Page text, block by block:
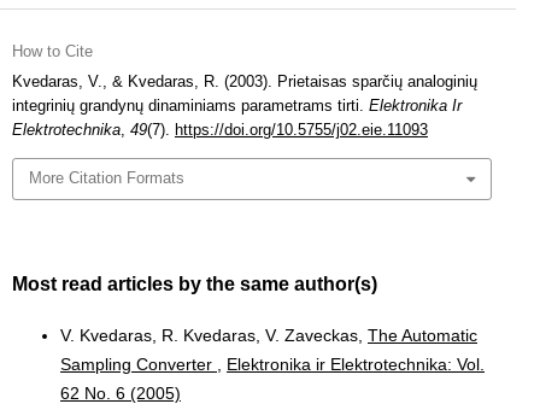
How to Cite
Kvedaras, V., & Kvedaras, R. (2003). Prietaisas sparčių analoginių
integrinių grandynų dinaminiams parametrams tirti. Elektronika Ir
Elektrotechnika, 49(7). https://doi.org/10.5755/j02.eie.11093
More Citation Formats
Most read articles by the same author(s)
V. Kvedaras, R. Kvedaras, V. Zaveckas, The Automatic
Sampling Converter
Elektronika ir Elektrotechnika: Vol.
62 No. 6 (2005)